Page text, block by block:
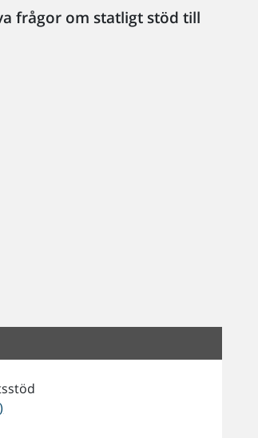
frågor om statligt stöd till